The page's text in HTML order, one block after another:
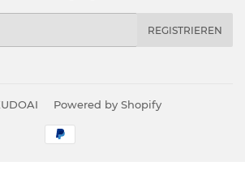
REGISTRIEREN
Powered by Shopify
Zahlungsarten